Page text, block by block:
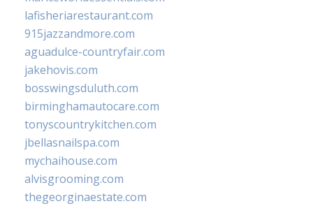
lafisheriarestaurant.com
915jazzandmore.com
aguadulce-countryfair.com
jakehovis.com
bosswingsduluth.com
birminghamautocare.com
tonyscountrykitchen.com
jbellasnailspa.com
mychaihouse.com
alvisgrooming.com
thegeorginaestate.com